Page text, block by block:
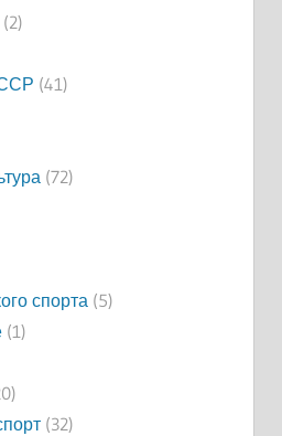
(2)
(41)
(72)
спорта (5)
(1)
(32)